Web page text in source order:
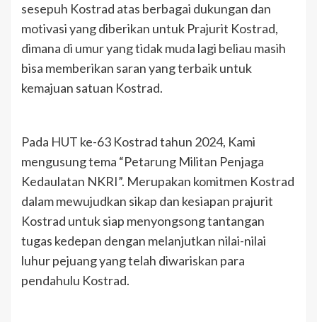
sesepuh Kostrad atas berbagai dukungan dan
motivasi yang diberikan untuk Prajurit Kostrad,
dimana di umur yang tidak muda lagi beliau masih
bisa memberikan saran yang terbaik untuk
kemajuan satuan Kostrad.
Pada HUT ke-63 Kostrad tahun 2024, Kami
mengusung tema “Petarung Militan Penjaga
Kedaulatan NKRI”. Merupakan komitmen Kostrad
dalam mewujudkan sikap dan kesiapan prajurit
Kostrad untuk siap menyongsong tantangan
tugas kedepan dengan melanjutkan nilai-nilai
luhur pejuang yang telah diwariskan para
pendahulu Kostrad.